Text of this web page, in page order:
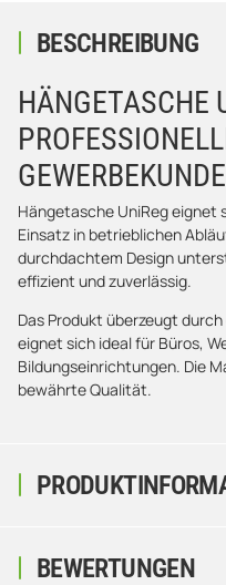
BESCHREIBUNG
HÄNGETASCHE
Hängetasche UniReg eignet
Einsatz in betrieblichen
durchdachtem Design
effizient und zuverlässig.
Das Produkt überzeugt
eignet sich ideal für Büros,
Bildungseinrichtungen. Die
bewährte Qualität.
BEWERTUNGEN